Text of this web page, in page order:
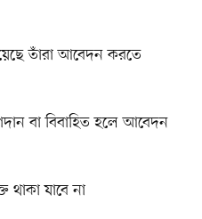
তাঁরা আবেদন করতে
বা বিবাহিত হলে আবেদন
যাবে না